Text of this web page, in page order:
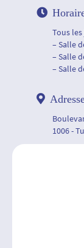
Tous
– Salle
– Salle
– Salle
1006 -